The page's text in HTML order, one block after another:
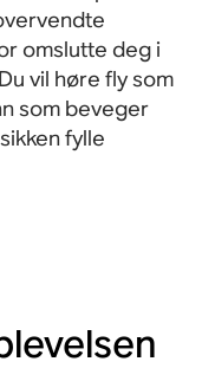
omslutte deg i
vil høre fly som
som beveger
fylle